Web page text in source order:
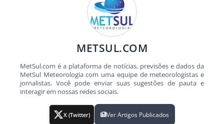
METSUL.COM
MetSul.com é a plataforma de notícias, previsões e dados da
MetSul Meteorologia com uma equipe de meteorologistas e
jornalistas. Você pode enviar suas sugestões de pauta e
interagir em nossas redes sociais.
X (Twitter) Ver Artigos Publicados